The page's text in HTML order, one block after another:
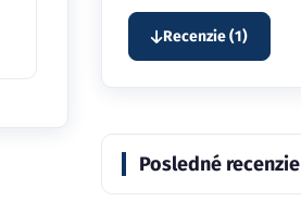
Recenzie (1)
Posledné recenzie